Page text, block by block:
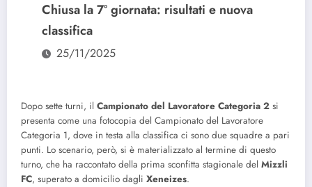
Chiusa la 7° giornata: risultati e nuova
classifica
25/11/2025
Dopo sette turni, il Campionato del Lavoratore Categoria 2 si
presenta come una fotocopia del Campionato del Lavoratore
Categoria 1, dove in testa alla classifica ci sono due squadre a pari
punti. Lo scenario, però, si è materializzato al termine di questo
turno, che ha raccontato della prima sconfitta stagionale del Mizzli
FC, superato a domicilio dagli Xeneizes.